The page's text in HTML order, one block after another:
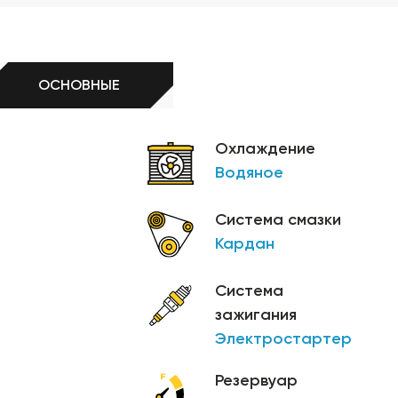
ОСНОВНЫЕ
Охлаждение
Водяное
Система смазки
Кардан
Система
зажигания
Электростартер
Резервуар